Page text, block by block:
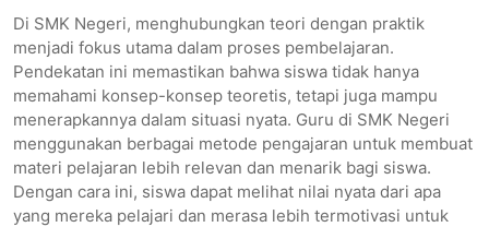
Di SMK Negeri, menghubungkan teori dengan praktik
menjadi fokus utama dalam proses pembelajaran.
Pendekatan ini memastikan bahwa siswa tidak hanya
memahami konsep-konsep teoretis, tetapi juga mampu
menerapkannya dalam situasi nyata. Guru di SMK Negeri
menggunakan berbagai metode pengajaran untuk membuat
materi pelajaran lebih relevan dan menarik bagi siswa.
Dengan cara ini, siswa dapat melihat nilai nyata dari apa
yang mereka pelajari dan merasa lebih termotivasi untuk